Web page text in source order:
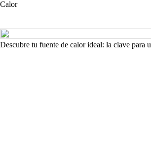
Calor
Descubre tu fuente de calor ideal: la clave para